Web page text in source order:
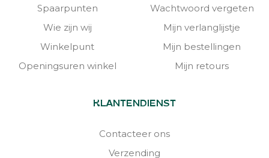
Spaarpunten
Wie zijn wij
Winkelpunt
Openingsuren winkel
Wachtwoord vergeten
Mijn verlanglijstje
Mijn bestellingen
Mijn retours
KLANTENDIENST
Contacteer ons
Verzending